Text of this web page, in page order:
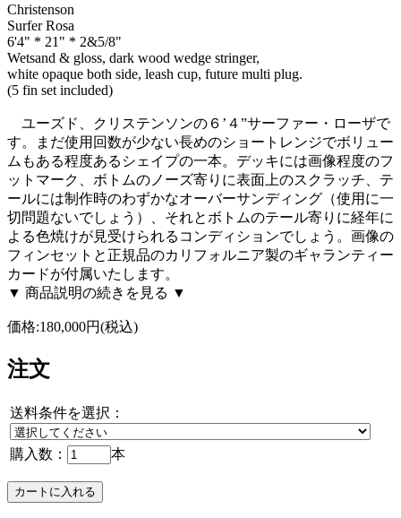
Christenson
Surfer Rosa
6'4" * 21" * 2&5/8"
Wetsand & gloss, dark wood wedge stringer,
white opaque both side, leash cup, future multi plug.
(5 fin set included)
ユーズド、クリステンソンの６’４”サーファー・ローザで
す。まだ使用回数が少ない長めのショートレンジでボリュー
ムもある程度あるシェイプの一本。デッキには画像程度のフ
ットマーク、ボトムのノーズ寄りに表面上のスクラッチ、テ
ールには制作時のわずかなオーバーサンディング（使用に一
切問題ないでしょう）、それとボトムのテール寄りに経年に
よる色焼けが見受けられるコンディションでしょう。画像の
フィンセットと正規品のカリフォルニア製のギャランティー
カードが付属いたします。
▼ 商品説明の続きを見る ▼
価格:180,000円(税込)
注文
送料条件を選択：
購入数： 本